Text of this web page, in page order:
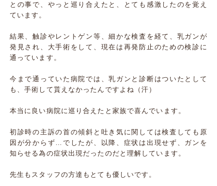
との事で、やっと巡り合えたと、とても感激したのを覚え
ています。
結果、触診やレントゲン等、細かな検査を経て、乳ガンが
発見され、大手術をして、現在は再発防止のための検診に
通っています。
今まで通っていた病院では、乳ガンと診断はついたとして
も、手術して貰えなかったんですよね（汗）
本当に良い病院に巡り合えたと家族で喜んでいます。
初診時の主訴の首の傾斜と吐き気に関しては検査しても原
因が分からず…でしたが、以降、症状は出現せず、ガンを
知らせる為の症状出現だったのだと理解しています。
先生もスタッフの方達もとても優しいです。